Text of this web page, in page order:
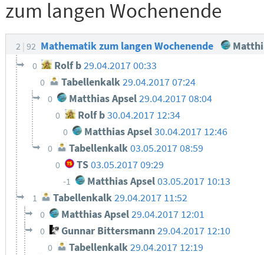
zum langen Wochenende
2 92 Mathematik zum langen Wochenende
0 Rolf b29.04.2017 00:33
0 Tabellenkalk 29.04.2017 07:24
0 Matthias Apsel29.04.2017 08:04
0 Rolf b30.04.2017 12:34
0 Matthias Apsel30.04.2017 12:46
0 Tabellenkalk03.05.2017 08:59
0 TS03.05.2017 09:29
-1 Matthias Apsel03.05.2017 10:13
1 Tabellenkalk29.04.2017 11:52
0 Matthias Apsel 29.04.2017 12:01
0 Gunnar Bittersmann 29.04.2017 12:10
0 Tabellenkalk29.04.2017 12:19